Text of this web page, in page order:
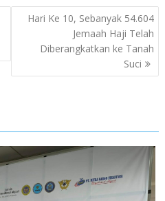
Hari Ke 10, Sebanyak 54.604
Jemaah Haji Telah
Diberangkatkan ke Tanah
Suci